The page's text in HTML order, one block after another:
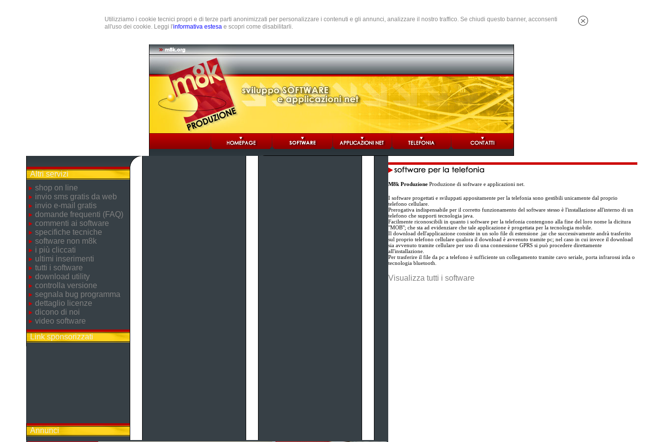
Utilizziamo i cookie tecnici propri e di terze parti anonimizzati per personalizzare i contenuti e gli annunci, analizzare il nostro traffico. Se chiudi questo banner, acconsenti
all'uso dei cookie. Leggi l'informativa estesa e scopri come disabilitarli.
Altri servizi
shop on line
invio sms gratis da web
invio e-mail gratis
domande frequenti (FAQ)
commenti ai software
specifiche tecniche
software non m8k
i più cliccati
ultimi inserimenti
tutti i software
download utility
controlla versione
segnala bug programma
dettaglio licenze
dicono di noi
video software
Link sponsorizzati
Annunci
M8k ProduzioneProduzione di software e applicazioni net.
I software progettati e sviluppati appositamente per la telefonia sono gestibili unicamente dal proprio
telefono cellulare.
Prerogativa indispensabile per il corretto funzionamento del software stesso è l'installazione all'interno di un
telefono che supporti tecnologia java.
Facilmente riconoscibili in quanto i software per la telefonia contengono alla fine del loro nome la dicitura
"MOB"; che sta ad evidenziare che tale applicazione è progettata per la tecnologia mobile.
Il download dell'applicazione consiste in un solo file di estensione .jar che successivamente andrà trasferito
sul proprio telefono cellulare qualora il download è avvenuto tramite pc; nel caso in cui invece il download
sia avvenuto tramite cellulare per uso di una connessione GPRS si può procedere direttamente
all'installazione.
Per trasferire il file da pc a telefono è sufficiente un collegamento tramite cavo seriale, porta infrarossi irda o
tecnologia bluetooth.
Visualizza tutti i software